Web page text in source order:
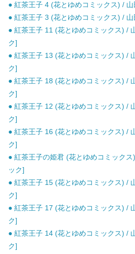
● 紅茶王子 4 (花とゆめコミックス) /
● 紅茶王子 3 (花とゆめコミックス) /
● 紅茶王子 11 (花とゆめコミックス) /
ク]
● 紅茶王子 13 (花とゆめコミックス) /
ク]
● 紅茶王子 18 (花とゆめコミックス) /
ク]
● 紅茶王子 12 (花とゆめコミックス) /
ク]
● 紅茶王子 16 (花とゆめコミックス) /
ク]
● 紅茶王子の姫君 (花とゆめコミック
ック]
● 紅茶王子 15 (花とゆめコミックス) /
ク]
● 紅茶王子 17 (花とゆめコミックス) /
ク]
● 紅茶王子 14 (花とゆめコミックス) /
ク]